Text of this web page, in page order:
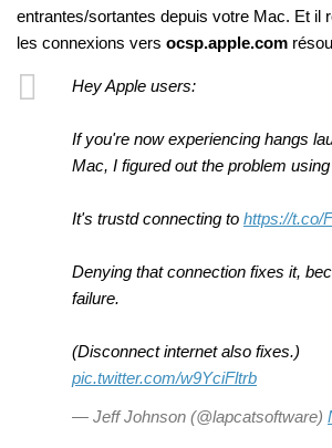
entrantes/sortantes depuis votre Mac. Et il
les connexions vers ocsp.apple.com
Hey Apple users:
If you're now experiencing hangs
Mac, I figured out the problem
It's trustd connecting to https://t.co/
Denying that connection fixes it,
failure.
(Disconnect internet also fixes.)
pic.twitter.com/w9YciFltrb
— Jeff Johnson (@lapcatsoftware)